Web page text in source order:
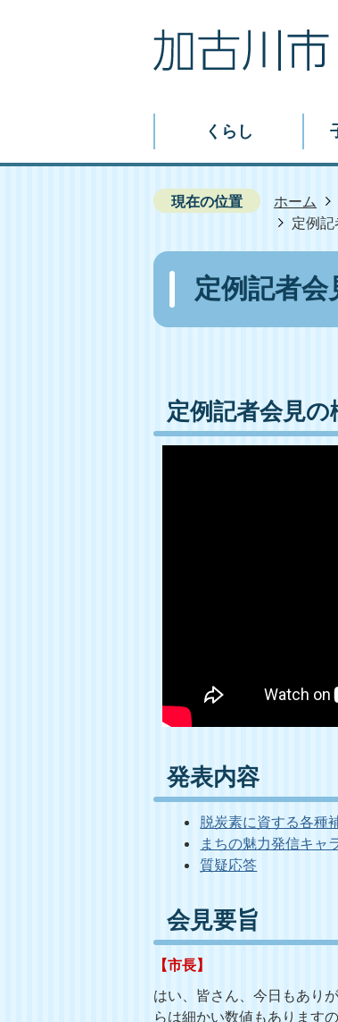
くらし
現在の位置 ホーム
定例記
定例記者会
定例記者会見
発表内容
脱炭素に資する各種
まちの魅力発信キャ
質疑応答
会見要旨
【市長】
はい、皆さん、今日もあり
らは細かい数値もあります